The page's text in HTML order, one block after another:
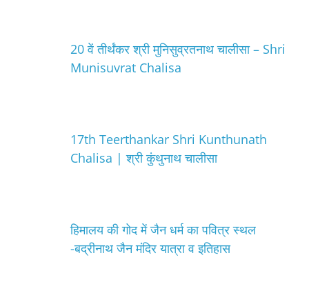
20 वें तीर्थंकर श्री मुनिसुव्रतनाथ चालीसा – Shri
Munisuvrat Chalisa
17th Teerthankar Shri Kunthunath
Chalisa | श्री कुंथुनाथ चालीसा
हिमालय की गोद में जैन धर्म का पवित्र स्थल
-बद्रीनाथ जैन मंदिर यात्रा व इतिहास